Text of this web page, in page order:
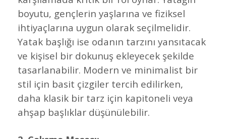
boyutu, gençlerin yaşlarına ve fiziksel
ihtiyaçlarına uygun olarak seçilmelidir.
Yatak başlığı ise odanın tarzını yansıtacak
ve kişisel bir dokunuş ekleyecek şekilde
tasarlanabilir. Modern ve minimalist bir
stil için basit çizgiler tercih edilirken,
daha klasik bir tarz için kapitoneli veya
ahşap başlıklar düşünülebilir.